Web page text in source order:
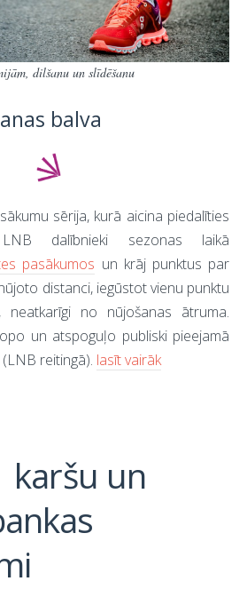
dilšanu un slīdēšanu
balva
sērija, kurā aicina piedalīties
dalībnieki sezonas laikā
pasākumos un krāj punktus par
distanci, iegūstot vienu punktu
neatkarīgi no nūjošanas ātruma.
un atspoguļo publiski pieejamā
reitingā). lasīt vairāk
karšu un